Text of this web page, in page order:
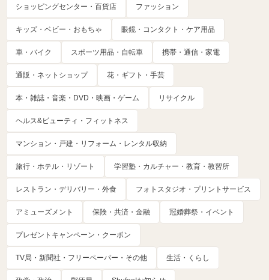
ショッピングセンター・百貨店 ファッション
キッズ・ベビー・おもちゃ 眼鏡・コンタクト・ケア用品
車・バイク スポーツ用品・自転車 携帯・通信・家電
通販・ネットショップ 花・ギフト・手芸
本・雑誌・音楽・DVD・映画・ゲーム リサイクル
ヘルス&ビューティ・フィットネス
マンション・戸建・リフォーム・レンタル収納
旅行・ホテル・リゾート 学習塾・カルチャー・教育・教習所
レストラン・デリバリー・外食 フォトスタジオ・プリントサービス
アミューズメント 保険・共済・金融 冠婚葬祭・イベント
プレゼントキャンペーン・クーポン
TV局・新聞社・フリーペーパー・その他 生活・くらし